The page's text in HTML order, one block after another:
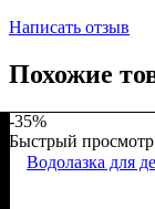
Написать отзыв
Похожие
-35%
Быстрый просмотр
Водолазка для